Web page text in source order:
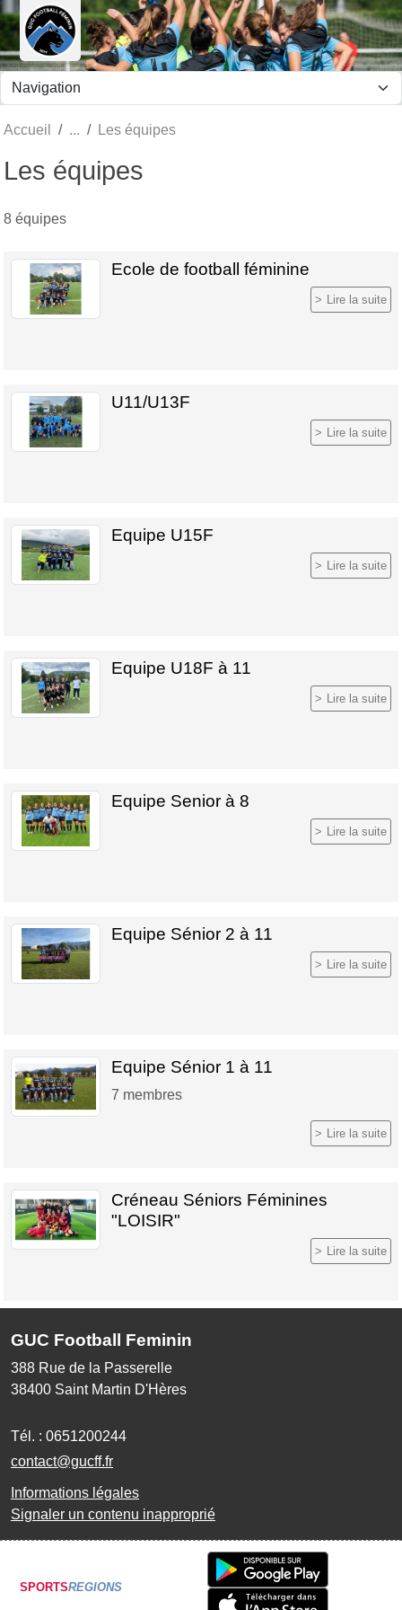
Accueil Les équipes
Les équipes
8 équipes
Ecole de football féminine
Lire la suite
U11/U13F
Lire la suite
Equipe U15F
Lire la suite
Equipe U18F à 11
Lire la suite
Equipe Senior à 8
Lire la suite
Equipe Sénior 2 à 11
Lire la suite
Equipe Sénior 1 à 11
7 membres
Lire la suite
Créneau Séniors Féminines
"LOISIR"
Lire la suite
GUC Football Feminin
388 Rue de la Passerelle
38400 Saint Martin D'Hères
Tél. : 0651200244
contact@gucff.fr
Informations légales
Signaler un contenu inapproprié
SPORTSREGIONS
Panneau de gestion des cookies